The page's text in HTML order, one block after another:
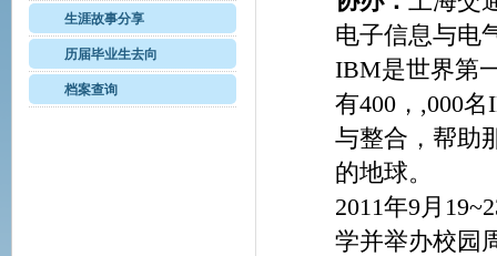
生涯故事分享
历届毕业生去向
档案查询
电子信息与电
IBM是世界第
有400 ， ,000名
与整合，帮助
的地球。
2011年9月
学并举办校园